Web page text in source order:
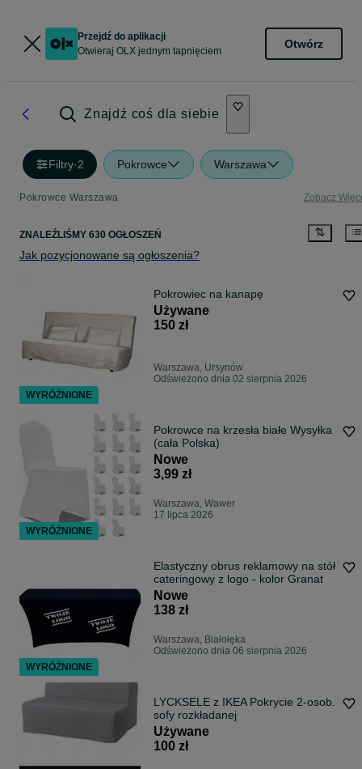
Przejdź do aplikacji
Otwieraj OLX jednym tapnięciem
Otwórz
Znajdź coś dla siebie
Filtry·2 Pokrowce Warszawa
Pokrowce Warszawa Zobacz
ZNALEŹLIŚMY 630 OGŁOSZEŃ
Jak pozycjonowane są ogłoszenia?
Pokrowiec na kanapę
Używane
150 zł
Warszawa, Ursynów
Odświeżono dnia 02 sierpnia 2026
Pokrowce na krzesła białe Wysyłka
(cała Polska)
Nowe
3,99 zł
Warszawa, Wawer
17 lipca 2026
Elastyczny obrus reklamowy na stół
cateringowy z logo - kolor Granat
Nowe
138 zł
Warszawa, Białołęka
Odświeżono dnia 06 sierpnia 2026
LYCKSELE z IKEA Pokrycie 2-osob.
sofy rozkładanej
Używane
100 zł
WYRÓŻNIONE
WYRÓŻNIONE
WYRÓŻNIONE